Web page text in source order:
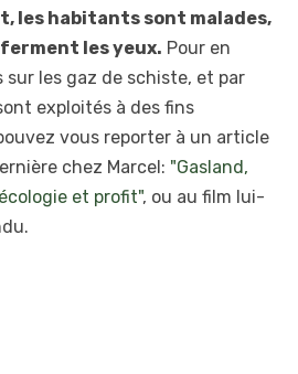
les habitants sont malades,
les yeux. Pour en
sur les gaz de schiste, et par
exploités à des fins
vous reporter à un article
chez Marcel: "Gasland,
et profit", ou au film lui-